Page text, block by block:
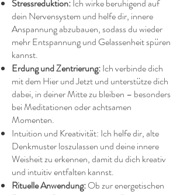
Stressreduktion:Ich wirke beruhigend auf
dein Nervensystem und helfe dir, innere
Anspannung abzubauen, sodass du wieder
mehr Entspannung und Gelassenheit spüren
kannst.
Erdung und Zentrierung:Ich verbinde dich
mit dem Hier und Jetzt und unterstütze dich
dabei, in deiner Mitte zu bleiben – besonders
bei Meditationen oder achtsamen
Momenten.
Intuition und Kreativität: Ich helfe dir, alte
Denkmuster loszulassen und deine innere
Weisheit zu erkennen, damit du dich kreativ
und intuitiv entfalten kannst.
Rituelle Anwendung:Ob zur energetischen